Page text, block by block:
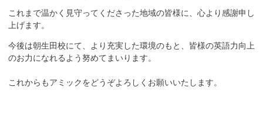
これまで温かく見守ってくださった地域の皆様に、心より感謝申し
上げます。
今後は朝生田校にて、より充実した環境のもと、皆様の英語力向上
のお力になれるよう努めてまいります。
これからもアミックをどうぞよろしくお願いいたします。